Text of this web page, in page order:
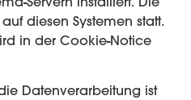
diesen Systemen statt.
in der Cookie-Notice
Datenverarbeitung ist